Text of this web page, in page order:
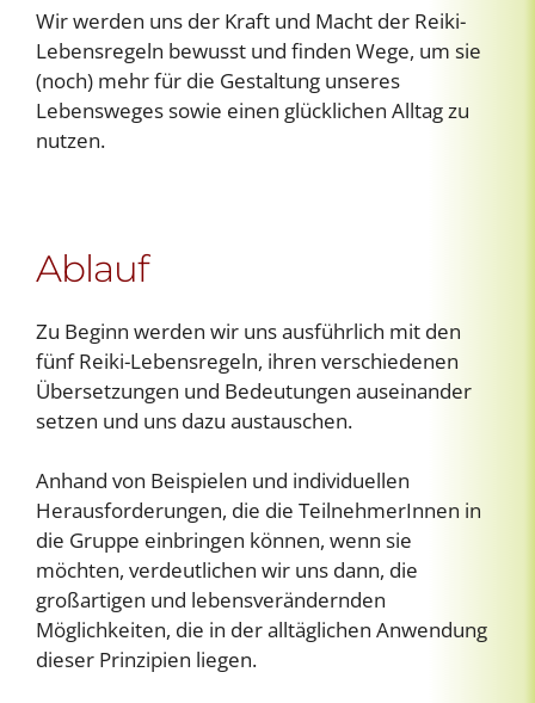
Wir werden uns der Kraft und Macht der Reiki-
Lebensregeln bewusst und finden Wege, um sie
(noch) mehr für die Gestaltung unseres
Lebensweges sowie einen glücklichen Alltag zu
nutzen.
Ablauf
Zu Beginn werden wir uns ausführlich mit den
fünf Reiki-Lebensregeln, ihren verschiedenen
Übersetzungen und Bedeutungen auseinander
setzen und uns dazu austauschen.
Anhand von Beispielen und individuellen
Herausforderungen, die die TeilnehmerInnen in
die Gruppe einbringen können, wenn sie
möchten, verdeutlichen wir uns dann, die
großartigen und lebensverändernden
Möglichkeiten, die in der alltäglichen Anwendung
dieser Prinzipien liegen.